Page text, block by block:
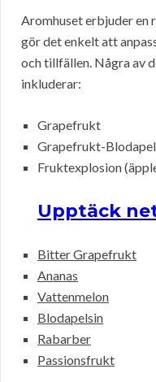
Aromhuset erbjuder en
gör det enkelt att
och tillfällen. Några av
inkluderar:
Grapefrukt
Grapefrukt-
Fruktexplosion
Upptäck
Bitter Grapefrukt
Ananas
Vattenmelon
Blodapelsin
Rabarber
Passionsfrukt